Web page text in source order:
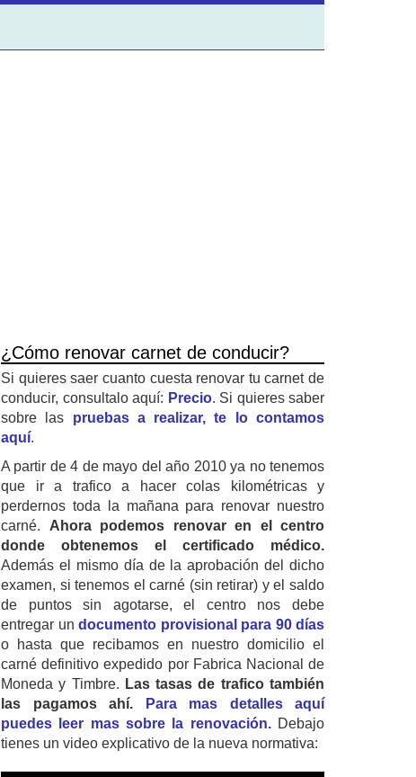
¿Cómo renovar carnet de conducir?
Si quieres saer cuanto cuesta renovar tu carnet de
conducir, consultalo aquí: Precio. Si quieres saber
sobre las pruebas a realizar, te lo contamos
aquí.
A partir de 4 de mayo del año 2010 ya no tenemos
que ir a trafico a hacer colas kilométricas y
perdernos toda la mañana para renovar nuestro
carné. Ahora podemos renovar en el centro
donde obtenemos el certificado médico.
Además el mismo día de la aprobación del dicho
examen, si tenemos el carné (sin retirar) y el saldo
de puntos sin agotarse, el centro nos debe
entregar un documento provisional para 90 días
o hasta que recibamos en nuestro domicilio el
carné definitivo expedido por Fabrica Nacional de
Moneda y Timbre. Las tasas de trafico también
las pagamos ahí.
Para mas detalles aquí
puedes leer mas sobre la renovación.Debajo
tienes un video explicativo de la nueva normativa: